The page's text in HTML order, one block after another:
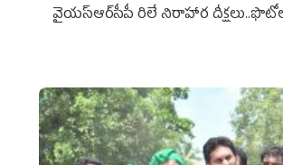
వైయ‌స్ఆర్‌సీపీ రిలే నిరాహార